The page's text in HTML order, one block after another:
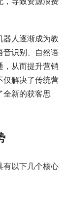
器人逐渐成为教
音识别、自然语
，从而提升营销
仅解决了传统营
全新的获客思
有以下几个核心